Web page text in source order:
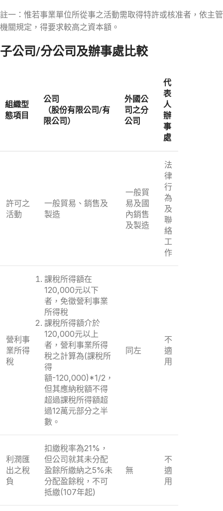
註一：惟若事業單位所從事之活動需取得特許或核准者，依主管
機關規定，得要求較高之資本額。
子公司/分公司及辦事處比較
組織型
態項目
公司
（股份有限公司/有
限公司）
外國公
司之分
公司
代
表
人
辦
事
處
許可之
活動
一般貿易、銷售及
製造
一般貿
易及國
內銷售
及製造
法
律
行
為
及
聯
絡
工
作
營利事
業所得
稅
課稅所得額在
120,000元以下
者，免徵營利事業
所得稅
課稅所得額介於
120,000元以上
者，營利事業所得
稅之計算為(課稅所
得
額-120,000)*1/2，
但其應納稅額不得
超過課稅所得額超
過12萬元部分之半
數。
同左
不
適
用
利潤匯
出之稅
負
扣繳稅率為21%，
但公司就其未分配
盈餘所繳納之5%未
分配盈餘稅，不可
抵繳(107年起)
無
不
適
用